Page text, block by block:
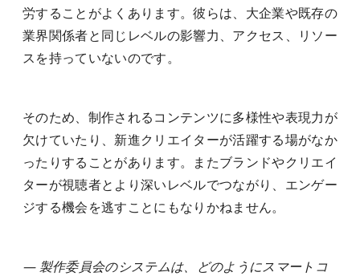
労することがよくあります。彼らは、大企業や既存の
業界関係者と同じレベルの影響力、アクセス、リソー
スを持っていないのです。
そのため、制作されるコンテンツに多様性や表現力が
欠けていたり、新進クリエイターが活躍する場がなか
ったりすることがあります。またブランドやクリエイ
ターが視聴者とより深いレベルでつながり、エンゲー
ジする機会を逃すことにもなりかねません。
— 製作委員会のシステムは、どのようにスマートコ